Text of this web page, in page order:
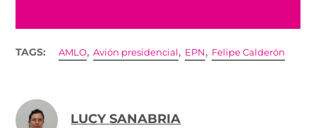
TAGS: AMLO,Avión presidencial , EPN , Felipe Calderón
LUCY SANABRIA